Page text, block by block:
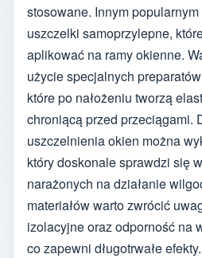
stosowane. Innym
uszczelki samoprzylepne,
aplikować na ramy okienne.
użycie specjalnych
które po nałożeniu tworzą
chroniącą przed przeciągami.
uszczelnienia okien można
który doskonale sprawdzi się
narażonych na działanie
materiałów warto zwrócić
izolacyjne oraz odporność na
co zapewni długotrwałe efekty.